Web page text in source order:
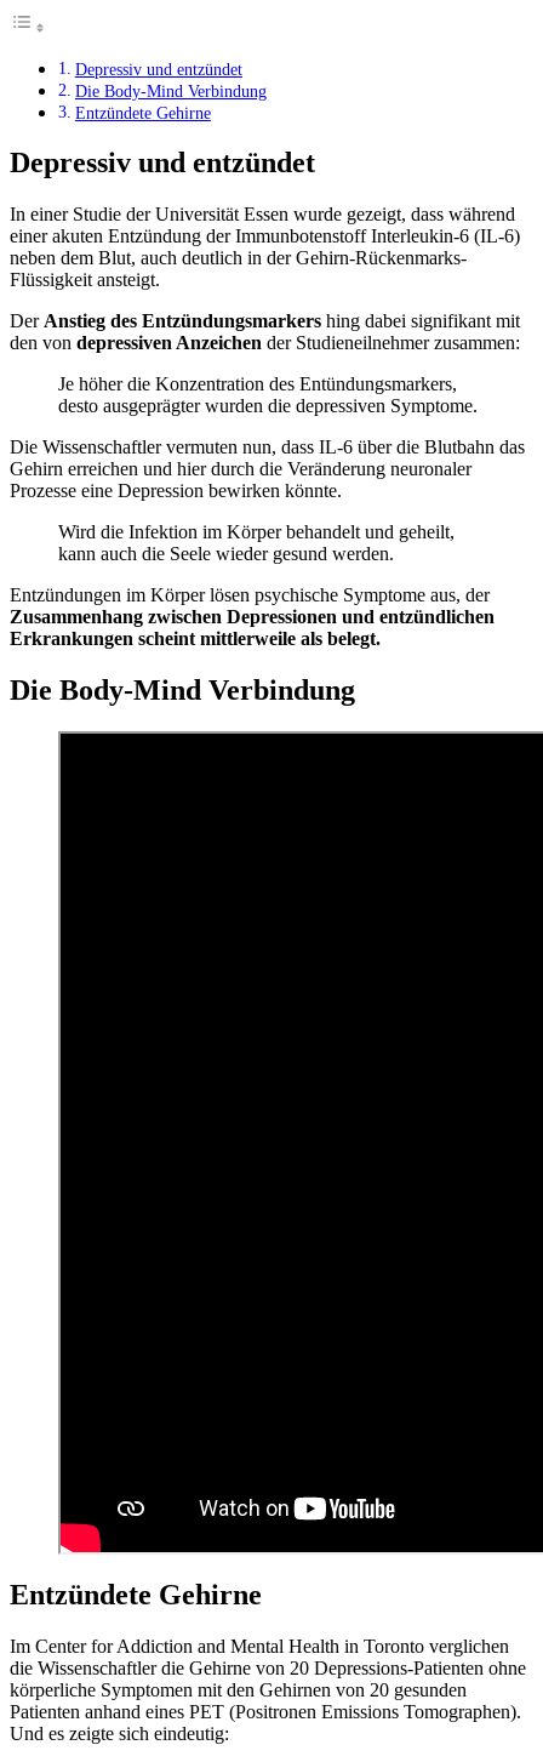
Depressiv und entzündet
Die Body-Mind Verbindung
Entzündete Gehirne
Depressiv und entzündet
In einer Studie der Universität Essen wurde gezeigt, dass während
einer akuten Entzündung der Immunbotenstoff Interleukin-6 (IL-6)
neben dem Blut, auch deutlich in der Gehirn-Rückenmarks-
Flüssigkeit ansteigt.
Der Anstieg des Entzündungsmarkers hing dabei signifikant mit
den von depressiven Anzeichen der Studieneilnehmer zusammen:
Je höher die Konzentration des Entündungsmarkers,
desto ausgeprägter wurden die depressiven Symptome.
Die Wissenschaftler vermuten nun, dass IL-6 über die Blutbahn das
Gehirn erreichen und hier durch die Veränderung neuronaler
Prozesse eine Depression bewirken könnte.
Wird die Infektion im Körper behandelt und geheilt,
kann auch die Seele wieder gesund werden.
Entzündungen im Körper lösen psychische Symptome aus, der
Zusammenhang zwischen Depressionen und entzündlichen
Erkrankungen scheint mittlerweile als belegt.
Die Body-Mind Verbindung
Entzündete Gehirne
Im Center for Addiction and Mental Health in Toronto verglichen
die Wissenschaftler die Gehirne von 20 Depressions-Patienten ohne
körperliche Symptomen mit den Gehirnen von 20 gesunden
Patienten anhand eines PET (Positronen Emissions Tomographen).
Und es zeigte sich eindeutig: